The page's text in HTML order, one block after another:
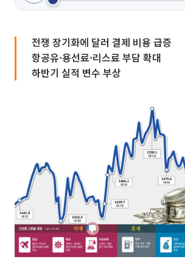
전쟁 장기화에 달러 결제 비용 급증
항공유·용선료·리스료 부담 확대
하반기 실적 변수 부상